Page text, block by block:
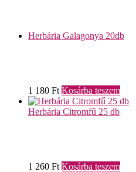
Herbária Galagonya 20db
1 180 Ft Kosárba teszem
Herbária Citromfű 25 db
1 260 Ft Kosárba teszem